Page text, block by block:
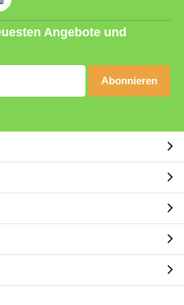
Angebote und
Abonnieren